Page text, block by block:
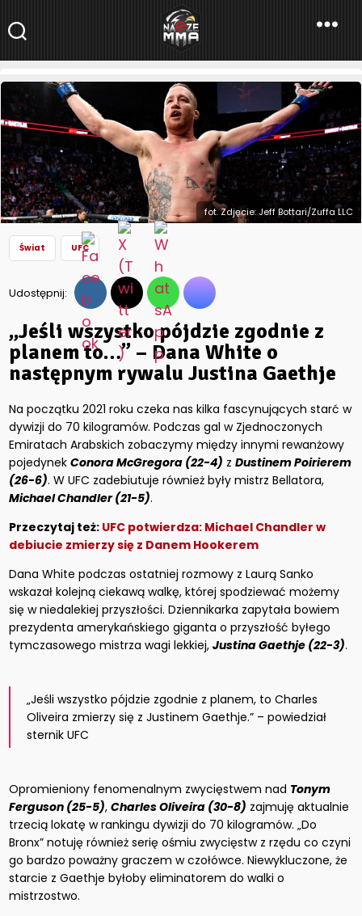
NaszeMMA
NaszeMMA.pl»Aktualności»Świat»UFC»„Jeśli wszystko pójdzie
zgodnie z planem to…” – Dana White o następnym rywalu
Justina Gaethje
fot. Zdjęcie: Jeff Bottari/Zuffa LLC
Świat UFC
Udostępnij:
„Jeśli wszystko pójdzie zgodnie z
planem to…” – Dana White o
następnym rywalu Justina Gaethje
Na początku 2021 roku czeka nas kilka fascynujących starć w
dywizji do 70 kilogramów. Podczas gal w Zjednoczonych
Emiratach Arabskich zobaczymy między innymi rewanżowy
pojedynekConora McGregora (22-4) zDustinem Poirierem
(26-6). W UFC zadebiutuje również były mistrz Bellatora,
Michael Chandler (21-5).
Przeczytaj też: UFC potwierdza: Michael Chandler w
debiucie zmierzy się z Danem Hookerem
Dana White podczas ostatniej rozmowy z Laurą Sanko
wskazał kolejną ciekawą walkę, której spodziewać możemy
się w niedalekiej przyszłości. Dziennikarka zapytała bowiem
prezydenta amerykańskiego giganta o przyszłość byłego
tymczasowego mistrza wagi lekkiej,Justina Gaethje (22-3).
„Jeśli wszystko pójdzie zgodnie z planem, to Charles
Oliveira zmierzy się z Justinem Gaethje.” – powiedział
sternik UFC
Opromieniony fenomenalnym zwycięstwem nad Tonym
Ferguson (25-5),Charles Oliveira (30-8) zajmuję aktualnie
trzecią lokatę w rankingu dywizji do 70 kilogramów. „Do
Bronx” notuję również serię ośmiu zwycięstw z rzędu co czyni
go bardzo poważny graczem w czołówce. Niewykluczone, że
starcie z Gaethje byłoby eliminatorem do walki o
mistrzostwo.